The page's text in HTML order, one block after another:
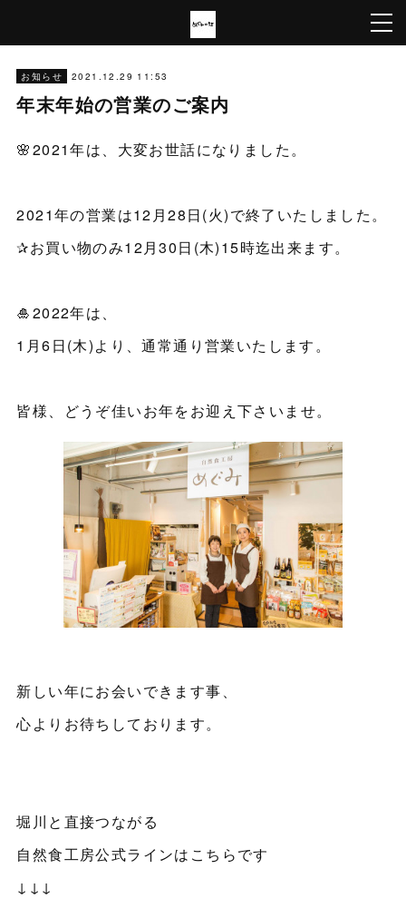
お知らせ 2021.12.29 11:53
年末年始の営業のご案内
🌸2021年は、大変お世話になりました。
2021年の営業は12月28日(火)で終了いたしました。
✰お買い物のみ12月30日(木)15時迄出来ます。
🎍2022年は、
1月6日(木)より、通常通り営業いたします。
皆様、どうぞ佳いお年をお迎え下さいませ。
新しい年にお会いできます事、
心よりお待ちしております。
堀川と直接つながる
自然食工房公式ラインはこちらです
↓↓↓